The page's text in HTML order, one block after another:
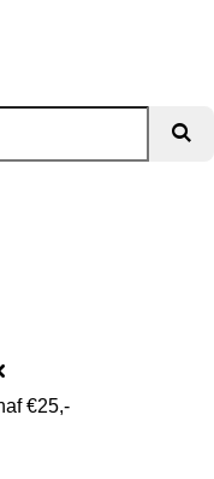
€25,-